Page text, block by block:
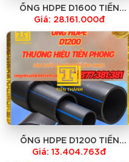
ỐNG HDPE D1600 TIỀN
PHONG -GIÁ TẠI NHÀ MÁY -
HỔ TRỢ VẬN CHUYỂN TOÀN
QUỐC
Giá: 28.161.000đ
ỐNG HDPE D1200 TIỀN
PHONG -GIÁ TẠI NHÀ MÁY -
Giá: 13.404.763đ